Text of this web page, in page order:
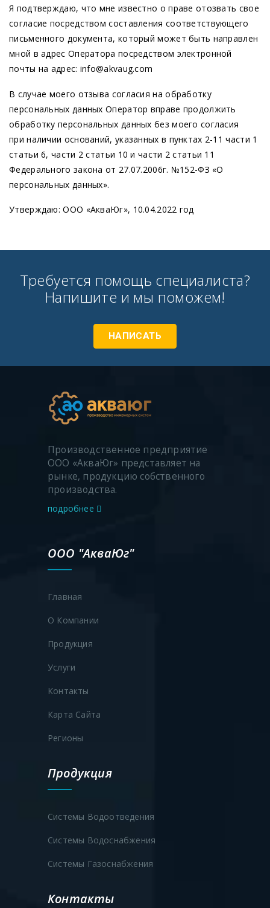
Я подтверждаю, что мне известно о праве отозвать свое
согласие посредством составления соответствующего
письменного документа, который может быть направлен
мной в адрес Оператора посредством электронной
почты на адрес: info@akvaug.com
В случае моего отзыва согласия на обработку
персональных данных Оператор вправе продолжить
обработку персональных данных без моего согласия
при наличии оснований, указанных в пунктах 2-11 части 1
статьи 6, части 2 статьи 10 и части 2 статьи 11
Федерального закона от 27.07.2006г. №152-ФЗ «О
персональных данных».
Утверждаю: ООО «АкваЮг», 10.04.2022 год
Требуется помощь специалиста?
Напишите и мы поможем!
НАПИСАТЬ
Производственное предприятие
ООО «АкваЮг» представляет на
рынке, продукцию собственного
производства.
подробнее
ООО "АкваЮг"
Главная
О Компании
Продукция
Услуги
Контакты
Карта Сайта
Регионы
Продукция
Системы Водоотведения
Системы Водоснабжения
Системы Газоснабжения
Контакты